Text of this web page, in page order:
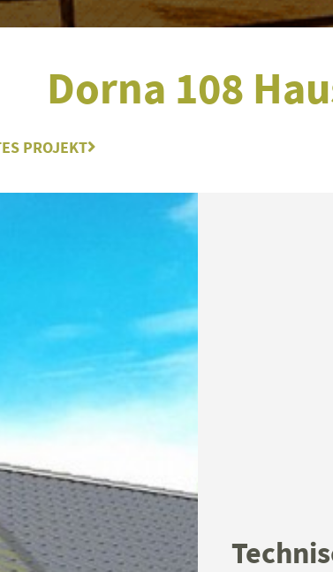
Dorna 108
PROJEKTNächster